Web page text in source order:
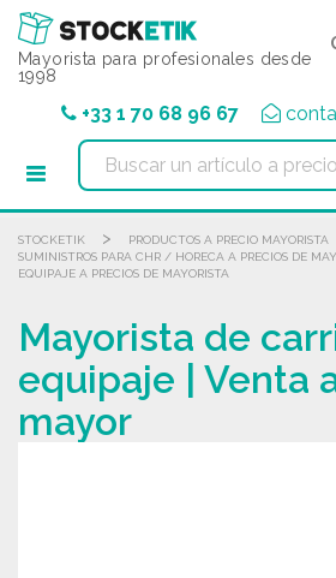
Mayorista para profesionales desde
1998
+33 1 70 68 96 67
STOCKETIK > PRODUCTOS A PRECIO MAYORISTA
SUMINISTROS PARA CHR / HORECA A PRECIOS DE
EQUIPAJE A PRECIOS DE MAYORISTA
Mayorista de
equipaje | Venta
mayor
Panel de gestión de cookies